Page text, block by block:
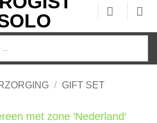
/ GIFT SET
met zone 'Nederland'